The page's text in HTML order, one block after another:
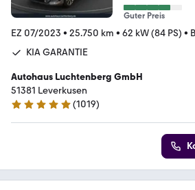
Guter Preis
EZ 07/2023 • 25.750 km • 62 kW (84 PS) •
KIA GARANTIE
Autohaus Luchtenberg GmbH
51381 Leverkusen
4.8 Sterne
(1019)